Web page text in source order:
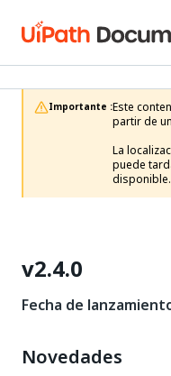
Importante :Este
partir de
La
puede
disponible.
v2.4.0
Fecha de
Novedades